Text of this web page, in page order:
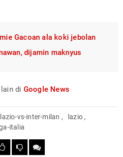
Gacoan ala koki jebolan
dijamin maknyus
di Google News
lazio-vs-inter-milan , lazio,
italia